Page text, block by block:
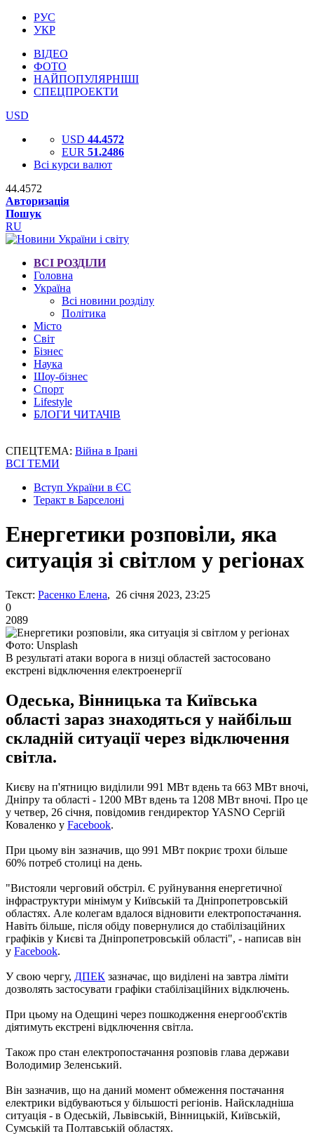
РУС
УКР
ВІДЕО
ФОТО
НАЙПОПУЛЯРНІШІ
СПЕЦПРОЕКТИ
USD
USD 44.4572
EUR 51.2486
Всі курси валют
44.4572
Авторизація
Пошук
RU
ВСІ РОЗДІЛИ
Головна
Україна
Всі новини розділу
Політика
Місто
Світ
Бізнес
Наука
Шоу-бізнес
Спорт
Lifestyle
БЛОГИ ЧИТАЧІВ
СПЕЦТЕМА: Війна в Ірані
ВСІ ТЕМИ
Вступ України в ЄС
Теракт в Барселоні
Енергетики розповіли, яка
ситуація зі світлом у регіонах
Текст: Расенко Елена, 26 січня 2023, 23:25
0
2089
Фото: Unsplash
В результаті атаки ворога в низці областей застосовано
екстрені відключення електроенергії
Одеська, Вінницька та Київська
області зараз знаходяться у найбільш
складній ситуації через відключення
світла.
Києву на п'ятницю виділили 991 МВт вдень та 663 МВт вночі,
Дніпру та області - 1200 МВт вдень та 1208 МВт вночі. Про це
у четвер, 26 січня, повідомив гендиректор YASNO Сергій
Коваленко у Facebook.
При цьому він зазначив, що 991 МВт покриє трохи більше
60% потреб столиці на день.
"Вистояли черговий обстріл. Є руйнування енергетичної
інфраструктури мінімум у Київській та Дніпропетровській
областях. Але колегам вдалося відновити електропостачання.
Навіть більше, після обіду повернулися до стабілізаційних
графіків у Києві та Дніпропетровській області", - написав він
у Facebook.
У свою чергу, ДПЕК зазначає, що виділені на завтра ліміти
дозволять застосувати графіки стабілізаційних відключень.
При цьому на Одещині через пошкодження енергооб'єктів
діятимуть екстрені відключення світла.
Також про стан електропостачання розповів глава держави
Володимир Зеленський.
Він зазначив, що на даний момент обмеження постачання
електрики відбуваються у більшості регіонів. Найскладніша
ситуація - в Одеській, Львівській, Вінницькій, Київській,
Сумській та Полтавській областях.